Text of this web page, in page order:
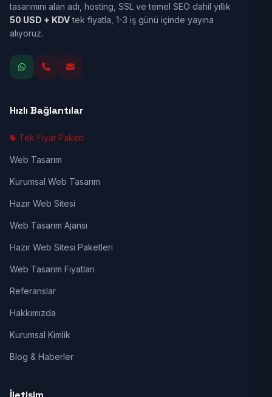
tasarımını alan adı, hosting, SSL ve temel SEO dahil yıllık
50 USD + KDVtek fiyatla, 1-3 iş günü içinde yayına
alıyoruz.
Hızlı Bağlantılar
Tek Fiyat Paketi
Web Tasarım
Kurumsal Web Tasarım
Hazır Web Sitesi
Web Tasarım Ajansı
Hazır Web Sitesi Paketleri
Web Tasarım Fiyatları
Referanslar
Hakkımızda
Kurumsal Kimlik
Blog & Haberler